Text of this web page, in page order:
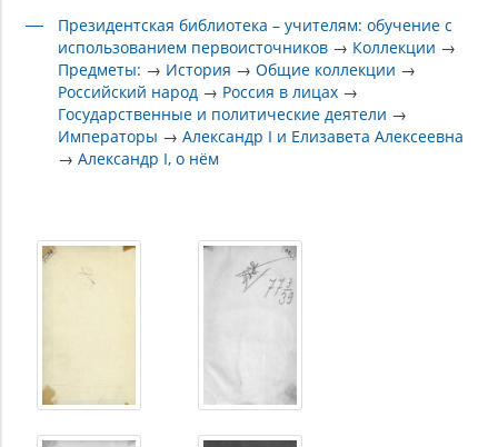
Президентская библиотека – учителям: обучение с
использованием первоисточников → Коллекции →
Предметы: → История →Общие коллекции →
Российский народ → Россия в лицах →
Государственные и политические деятели →
Императоры →Александр I и Елизавета Алексеевна
→Александр I, о нём